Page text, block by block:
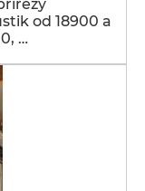
od 18900 a
…